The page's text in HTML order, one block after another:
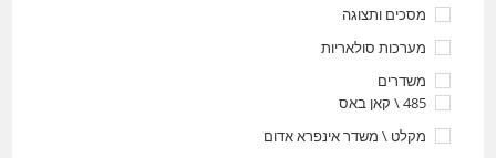
מסכים ותצוגה
מערכות סולאריות
משדרים
485 \ קאן באס
מקלט \ משדר אינפרא אדום